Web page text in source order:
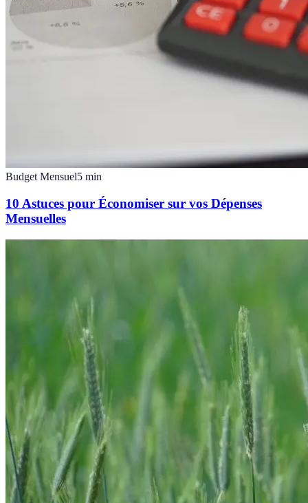
Budget Mensuel5 min
10 Astuces pour Économiser sur vos Dépenses
Mensuelles